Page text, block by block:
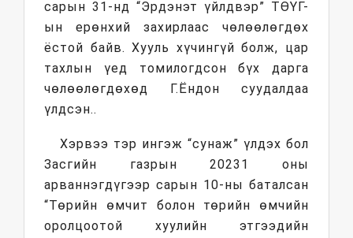
сарын 31-нд “Эрдэнэт үйлдвэр” ТӨҮГ-
ын ерөнхий захирлаас чөлөөлөгдөх
ёстой байв. Хууль хүчингүй болж, цар
тахлын үед томилогдсон бүх дарга
чөлөөлөгдөхөд Г.Ёндон суудалдаа
үлдсэн..
Хэрвээ тэр ингэж “сунаж” үлдэх бол
Засгийн газрын 20231 оны
арваннэгдүгээр сарын 10-ны баталсан
“Төрийн өмчит болон төрийн өмчийн
оролцоотой хуулийн этгээдийн